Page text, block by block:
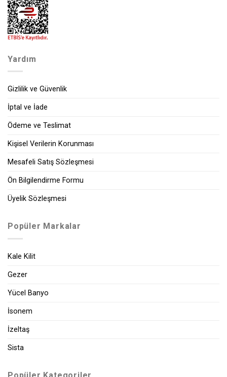
Yardım
Gizlilik ve Güvenlik
İptal ve İade
Ödeme ve Teslimat
Kişisel Verilerin Korunması
Mesafeli Satış Sözleşmesi
Ön Bilgilendirme Formu
Üyelik Sözleşmesi
Popüler Markalar
Kale Kilit
Gezer
Yücel Banyo
İsonem
İzeltaş
Sista
Popüler Kategoriler